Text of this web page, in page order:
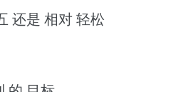
还是 相对 轻松